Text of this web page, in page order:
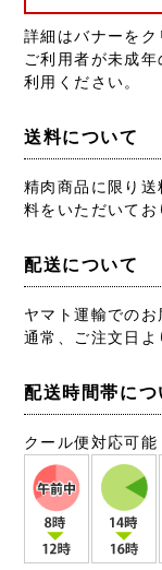
詳細はバナーをク
ご利用者が未成
利用ください。
送料について
精肉商品に限り
料をいただいてお
配送について
ヤマト運輸でのお
通常、ご注文日よ
配送時間帯につ
クール便対応可